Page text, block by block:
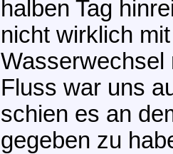
halben Tag
nicht wirklich
Wasserwechsel
Fluss war uns
schien es an
gegeben zu